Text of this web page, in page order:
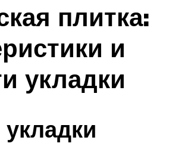
плитка:
и
укладки